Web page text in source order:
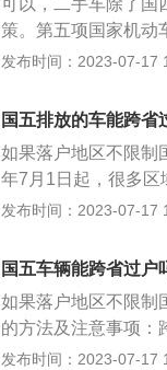
大气污染，还要防治
可以，二手车除了国
策。第五项国家机动
合物、一氧化碳、悬
统一的二手车交易发
挡时还需要提供新
和商业险；携带相关
后，有的城市会要求
所验车，上牌，领新
发布时间：2023-07-17
国五排放的车能跨省
如果落户地区不限制
年7月1日起，很多区
也更高。关于汽车排
粒，碳烟）等有害气
动车的尾气排放标
准。
发布时间：2023-07-17
国五车辆能跨省过户
如果落户地区不限制
的方法及注意事项：
后可到车辆原登记地
发布时间：2023-07-17